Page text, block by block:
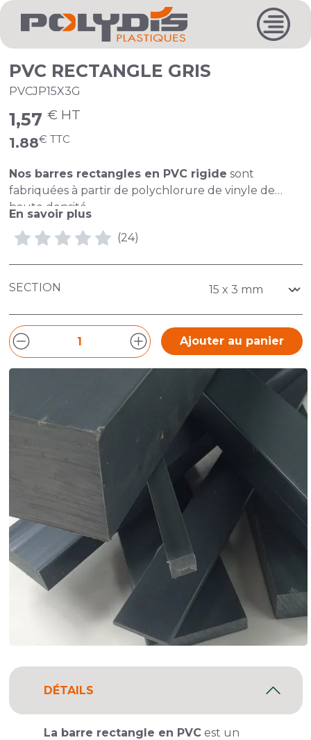
PVC RECTANGLE GRIS
PVCJP15X3G
1,57 € HT
1.88€ TTC
Nos barres rectangles en PVC rigide sont
fabriquées à partir de polychlorure de vinyle de
haute densité,
offrant une excellente résistance et durabilité.
Les barres sont teintées dans la masse
Nos barres carrées
sont vendues et livrées en
Pour toutes longueurs supérieures, n'hésitez pas à
nous contacter par mail à
secretariat@polydis.fr.
En savoir plus
(24)
SECTION
Ajouter au panier
DÉTAILS
La barre rectangle en PVCest un